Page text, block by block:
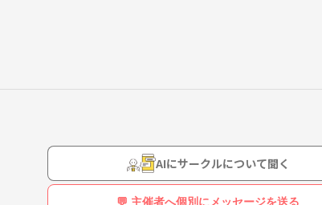
AIにサークルについて聞く
💬 主催者へ個別にメッセージを送る